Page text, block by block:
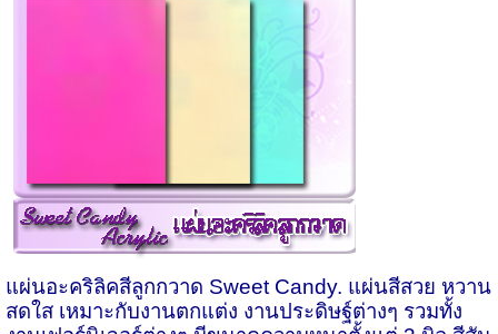
แผ่นอะคริลิคสีลูกกวาด Sweet Candy. แผ่นสีสวย หวาน
สดใส เหมาะกับงานตกแต่ง งานประดิษฐ์ต่างๆ รวมทั้ง